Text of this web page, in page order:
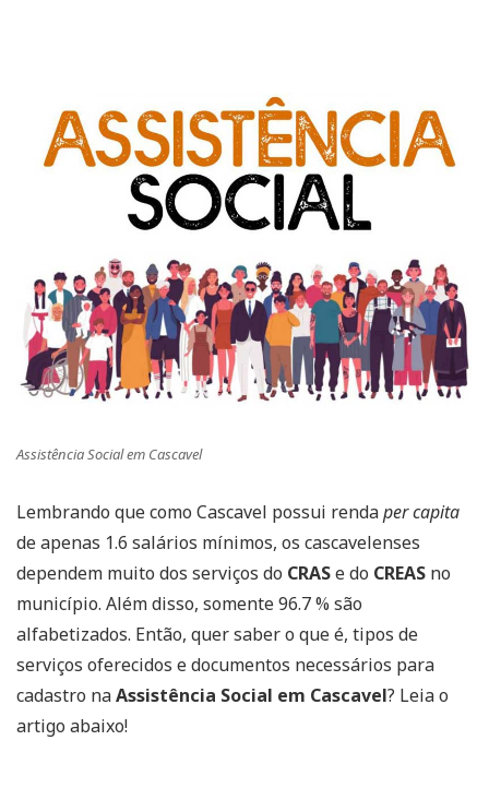
Assistência Social em Cascavel
Lembrando que como Cascavel possui rendaper capita
de apenas 1.6 salários mínimos, os cascavelenses
dependem muito dos serviços do CRASe do CREAS no
município. Além disso, somente 96.7 % são
alfabetizados. Então, quer saber o que é, tipos de
serviços oferecidos e documentos necessários para
cadastro naAssistência Social em Cascavel? Leia o
artigo abaixo!